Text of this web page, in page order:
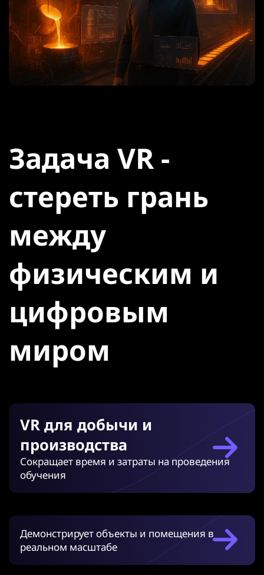
Задача VR -
стереть грань
между
физическим и
цифровым
миром
VR для добычи и
производства
Сокращает время и затраты на проведения
обучения
Демонстрирует объекты и помещения в
реальном масштабе